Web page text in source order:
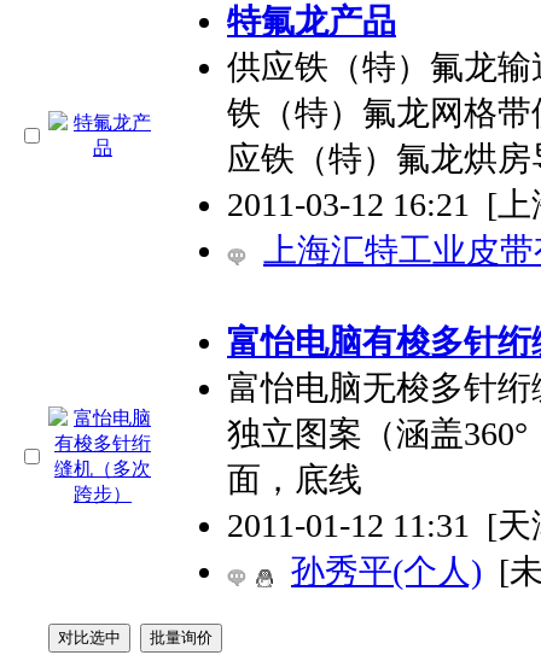
特氟龙产品
供应铁（特）氟龙
铁（特）氟龙网格
应铁（特）氟龙烘房
2011-03-12 16:21 [上
上海汇特工业皮
富怡电脑有梭多针
富怡电脑无梭多针
独立图案（涵盖
面，底线
2011-01-12 11:31 [天
孙秀平(个人) [